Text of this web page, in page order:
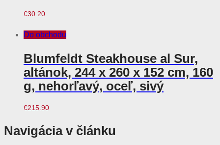
€30.20
Do obchodu
Blumfeldt Steakhouse al Sur,
altánok, 244 x 260 x 152 cm, 160
g, nehorľavý, oceľ, sivý
€215.90
Navigácia v článku